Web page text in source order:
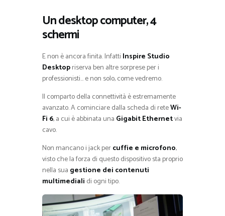
Un desktop computer, 4
schermi
E non è ancora finita. Infatti Inspire Studio
Desktopriserva ben altre sorprese per i
professionisti… e non solo, come vedremo.
Il comparto della connettività è estremamente
avanzato. A cominciare dalla scheda di reteWi-
Fi 6, a cui è abbinata una Gigabit Ethernetvia
cavo.
Non mancano i jack percuffie e microfono,
visto che la forza di questo dispositivo sta proprio
nella sua gestione dei contenuti
multimediali di ogni tipo.